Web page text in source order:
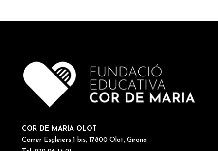
COR DE MARIA OLOT
Carrer Esgleiers 1 bis, 17800 Olot, Girona